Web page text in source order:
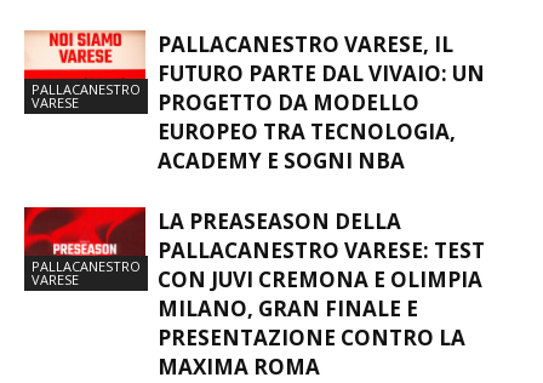
PALLACANESTRO
VARESE
PALLACANESTRO VARESE, IL
FUTURO PARTE DAL VIVAIO: UN
PROGETTO DA MODELLO
EUROPEO TRA TECNOLOGIA,
ACADEMY E SOGNI NBA
PALLACANESTRO
VARESE
LA PREASEASON DELLA
PALLACANESTRO VARESE: TEST
CON JUVI CREMONA E OLIMPIA
MILANO, GRAN FINALE E
PRESENTAZIONE CONTRO LA
MAXIMA ROMA